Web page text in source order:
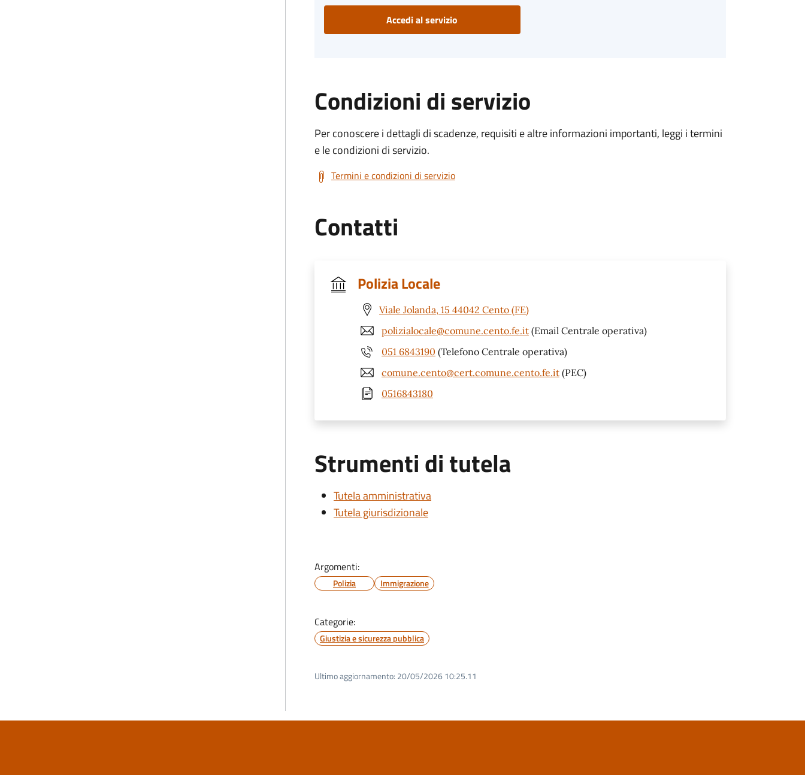
Accedi al servizio
Condizioni di servizio
Per conoscere i dettagli di scadenze, requisiti e altre informazioni importanti, leggi i termini
e le condizioni di servizio.
Termini e condizioni di servizio
Contatti
Polizia Locale
Viale Jolanda, 15 44042 Cento (FE)
polizialocale@comune.cento.fe.it (Email Centrale operativa)
051 6843190 (Telefono Centrale operativa)
comune.cento@cert.comune.cento.fe.it (PEC)
0516843180
Strumenti di tutela
Tutela amministrativa
Tutela giurisdizionale
Argomenti:
Polizia Immigrazione
Categorie:
Giustizia e sicurezza pubblica
Ultimo aggiornamento: 20/05/2026 10:25.11